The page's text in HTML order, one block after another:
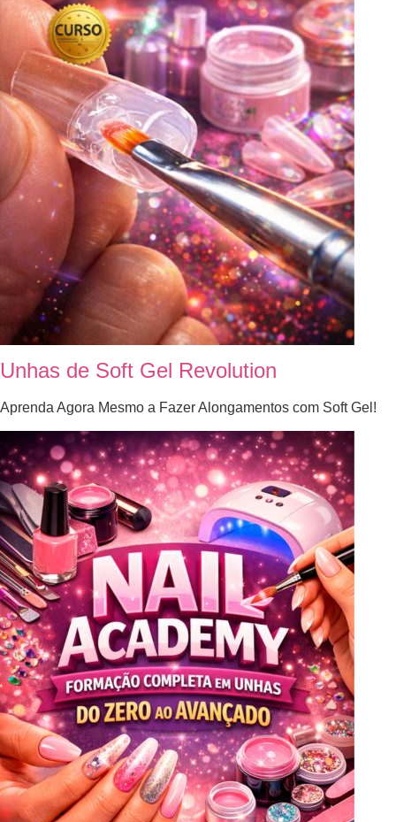
Unhas de Soft Gel Revolution
Aprenda Agora Mesmo a Fazer Alongamentos com Soft Gel!